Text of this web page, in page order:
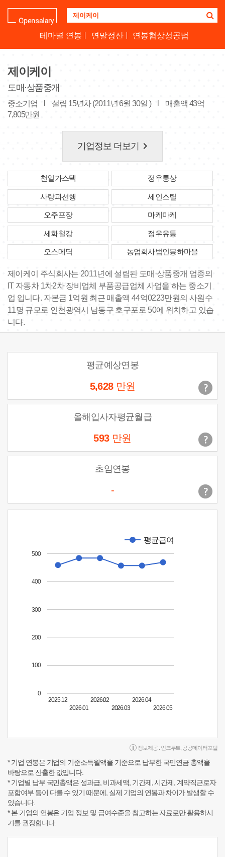
기
업
명
테마별 연봉 연말정산 연봉협상성공법
제이케이
도매·상품중개
중소기업 설립 15년차 (2011년 6월 30일 )
매출액 43억
7,805만원
기업정보 더보기 keyboard_arrow_right
천일가스텍 정우통상
사랑과선행 세인스틸
오주포장 마케마케
세화철강 정우유통
오스메딕 농업회사법인봉하마을
제이케이 주식회사는 2011년에 설립된 도매·상품중개 업종의
IT 자동차 1차2차 장비업체 부품공급업체 사업을 하는 중소기
업 입니다. 자본금 1억원 최근 매출액 44억0223만원의 사원수
11명 규모로 인천광역시 남동구 호구포로 50에 위치하고 있습
니다.
평균예상연봉
5,628 만원
올해입사자평균월급
593 만원
초임연봉
-
평균급여
2025.12
2026.01
2026.02
2026.03
2026.04
2026.05
0
100
200
300
400
500
정보제공 : 인크루트 공공데이터포털
* 기업 연봉은 기업의 기준소득월액을 기준으로 납부한 국민연금 총액을
바탕으로 산출한 값입니다.
* 기업별 납부 국민총액은 성과급, 비과세액, 기간제, 시간제, 계약직근로자
포함여부 등이 다를 수 있기 때문에, 실제 기업의 연봉과 차이가 발생할 수
있습니다.
* 본 기업의 연봉은 기업 정보 및 급여수준을 참고하는 자료로만 활용하시
기를 권장합니다.